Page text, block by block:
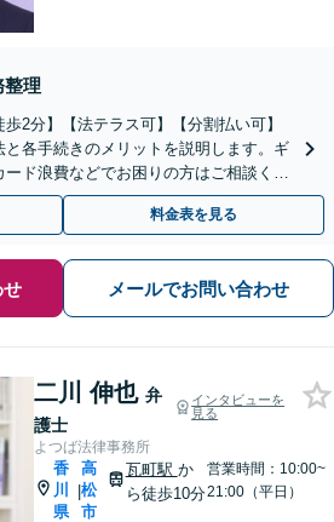
整理
2分】【法テラス可】【分割払い可】
各手続きのメリットを説明します。ギ
ド浪費などでお困りの方はご相談くだ
／個人再生】
料金表を見る
メールでお問い合わせ
二川 伸也 弁
護士
インタビューを
見る
よつば法律事務所
香
川
県
|
高
松
市
瓦町駅 か
ら徒歩10分
営業時間：10:00~
21:00（平日）